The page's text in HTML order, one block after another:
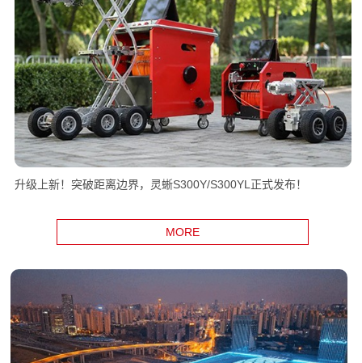
升级上新！突破距离边界，灵蜥S300Y/S300YL正式发布！
MORE